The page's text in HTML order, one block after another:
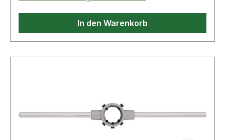
In den Warenkorb